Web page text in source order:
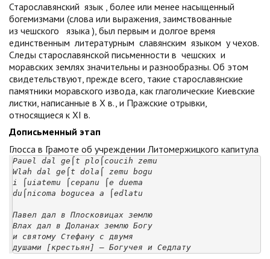
Старославянский язык , более или менее насыщенный
богемизмами (слова или выражения, заимствованные
из чешского языка), был первым и долгое время
единственным литературным славянским языком у чехов.
Следы старославянской письменности в чешских и
моравских землях значительны и разнообразны. Об этом
свидетельствуют, прежде всего, такие старославянские
памятники моравского извода, как глаголические Киевские
листки, написанные в X в., и Пражские отрывки,
относящиеся к XI в.
Дописьменный этап
Глосса в Грамоте об учреждении Литомержицкого капитула
Pauel dal ge⌠t plo⌠coucih zemu
Wlah dal ge⌠t dola⌠ zemu bogu
i ⌠uiatemu ⌠cepanu ⌠e duema
du⌠nicoma bogucea a ⌠edlatu
Павел дал в Плосковицах землю
Влах дал в Доланах землю Богу
и святому Стефану с двумя
душами [крестьян] – Богучея и Седлату